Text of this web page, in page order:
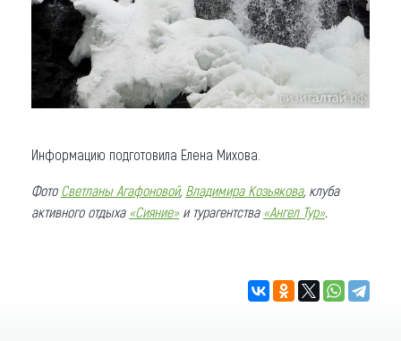
Информацию подготовила Елена Михова.
Фото Светланы Агафоновой, Владимира Козьякова, клуба
активного отдыха «Сияние» и турагентства «Ангел Тур».